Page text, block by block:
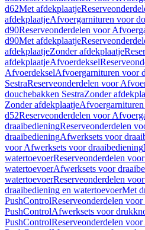
d62Met afdekplaatje
afdekplaatjeAfvoergarnituren voor
d90Reserveonderdelen voor
d90Met afdekplaatje
afdekplaatjeZonder afdekplaatje
afdekplaatjeAfvoerdeksel
AfvoerdekselAfvoergarnituren voor
SestraReserveonderdelen voor
douchebakken SestraZonder
Zonder afdekplaatje
d52Reserveonderdelen voor
draaibedieningReserveonderdelen
draaibedieningAfwerksets voor
voor Afwerksets voor draaibediening
watertoevoerReserveonderdelen
watertoevoerAfwerksets voor
watertoevoerReserveonderdelen
draaibediening en watertoevoerMet
PushControlReserveonderdelen
PushControlAfwerksets voor
PushControlReserveonderdelen